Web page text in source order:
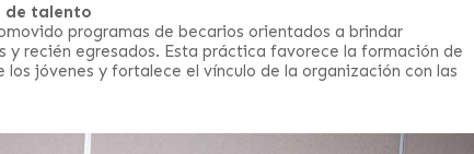
de talento
programas de becarios orientados a brindar
y recién egresados. Esta práctica favorece la formación de
jóvenes y fortalece el vínculo de la organización con las